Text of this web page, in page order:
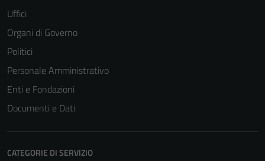
Uffici
Organi di Governo
Politici
Personale Amministrativo
Enti e Fondazioni
Documenti e Dati
CATEGORIE DI SERVIZIO